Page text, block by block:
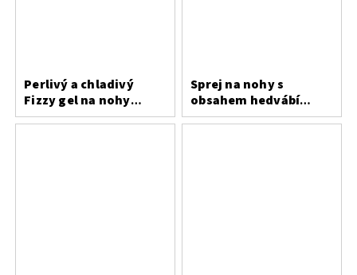
Perlivý a chladivý
Fizzy gel na nohy
Saicara
Sprej na nohy s
obsahem hedvábí
Bergal